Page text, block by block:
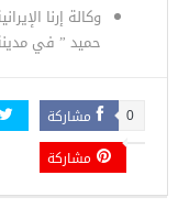
وكالة إرنا
حميد ” في
مشاركة 0
مشاركة